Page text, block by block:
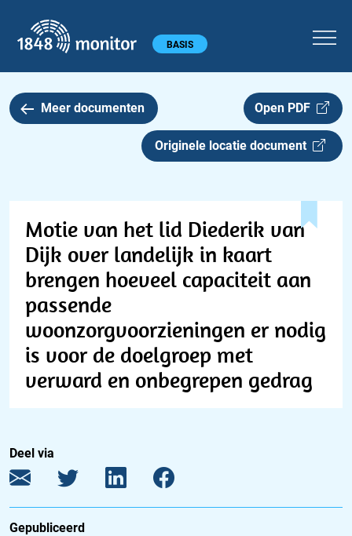
Hoofdmenu BASIS
Meer documenten Open PDF
Originele locatie document
Motie van het lid Diederik van
Dijk over landelijk in kaart
brengen hoeveel capaciteit aan
passende
woonzorgvoorzieningen er nodig
is voor de doelgroep met
verward en onbegrepen gedrag
Deel via
Gepubliceerd